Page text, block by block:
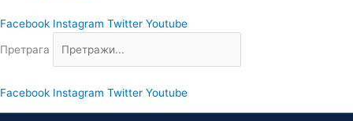
Facebook Instagram Twitter Youtube
Претрага
Facebook Instagram Twitter Youtube